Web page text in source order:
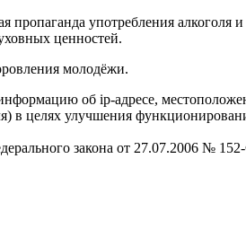
употребления
ценностей.
молодёжи.
об ip-адресе,
в целях улучшения
закона от 27.07.2006 №